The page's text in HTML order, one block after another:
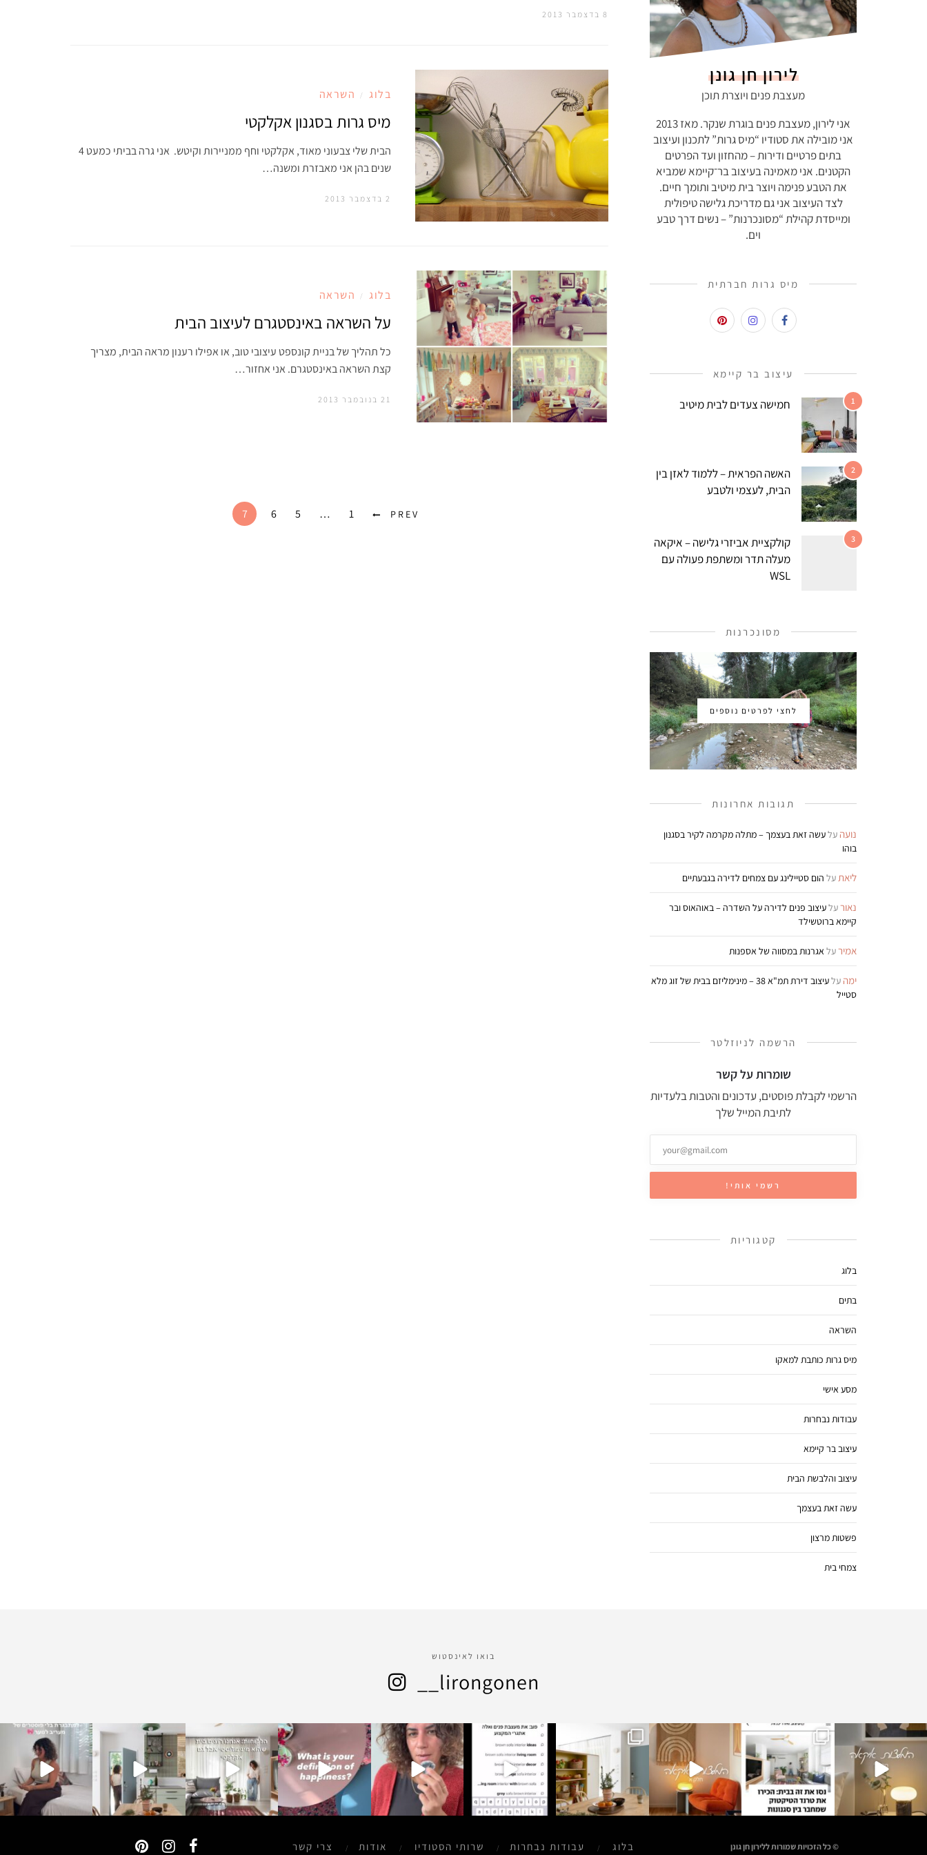
8 בדצמבר 2013
בלוג / השראה
מיס גרות בסגנון אקלקטי
הבית שלי צבעוני מאוד, אקלקטי וחף ממניירות וקיטש. אני גרה בביתי כמעט 4
שנים בהן אני מאבזרת ומשנה…
2 בדצמבר 2013
בלוג / השראה
על השראה באינסטגרם לעיצוב הבית
כל תהליך של בניית קונספט עיצובי טוב, או אפילו רענון מראה הבית, מצריך
קצת השראה באינסטגרם. אני אחזור…
21 בנובמבר 2013
PREV
1
…
5
6
7
לירון חן גונן
מעצבת פנים ויוצרת תוכן
אני לירון, מעצבת פנים בוגרת שנקר. מאז 2013
אני מובילה את סטודיו “מיס גרות” לתכנון ועיצוב
בתים פרטיים ודירות – מהחזון ועד הפרטים
הקטנים. אני מאמינה בעיצוב בר־קיימא שמביא
את הטבע פנימה ויוצר בית מיטיב ותומך חיים.
לצד העיצוב אני גם מדריכת גלישה טיפולית
ומייסדת קהילת “מסונכרנות” – נשים דרך טבע
וים.
מיס גרות חברתית
עיצוב בר קיימא
1 חמישה צעדים לבית מיטיב
2
האשה הפראית – ללמוד לאזן בין
הבית, לעצמי ולטבע
3
קולקציית אביזרי גלישה – איקאה
מעלה תדר ומשתפת פעולה עם
WSL
מסונכרנות
לחצי לפרטים נוספים
תגובות אחרונות
נועה עלעשה זאת בעצמך – מתלה מקרמה לקיר בסגנון
בוהו
ליאתעל הום סטיילינג עם צמחים לדירה בגבעתיים
נאורעלעיצוב פנים לדירה על השדרה – באוהאוס ובר
קיימא ברוטשילד
אמירעל אגרנות במסווה של אספנות
ימה על
עיצוב דירת תמ"א 38 – מינימליזם בבית של זוג מלא
סטייל
הרשמה לניוזלטר
שומרות על קשר
הרשמי לקבלת פוסטים, עדכונים והטבות בלעדיות
לתיבת המייל שלך
קטגוריות
בלוג
בתים
השראה
מיס גרות כותבת למאקו
מסע אישי
עבודות נבחרות
עיצוב בר קיימא
עיצוב והלבשת הבית
עשה זאת בעצמך
פשטות מרצון
צמחי בית
בואו לאינסטוש
__lirongonen
lirongonen__missgaro
t
ינו 1
lirongonen__missgaro
t
דצמ 31
lirongonen__missgaro
דצמ 29
lirongonen__missgaro
דצמ 28
lirongonen__missgaro
t
דצמ 25
lirongonen__missgaro
t
דצמ 25
lirongonen__missgaro
דצמ 7
lirongonen__missgaro
t
נוב 30
lirongonen__missgaro
נוב 30
lirongonen__missgaro
t
נוב 25
כל הזכויות שמורות ללירון חן גונן © בלוג עבודות נבחרות שרותי הסטודיו אודות צרי קשר